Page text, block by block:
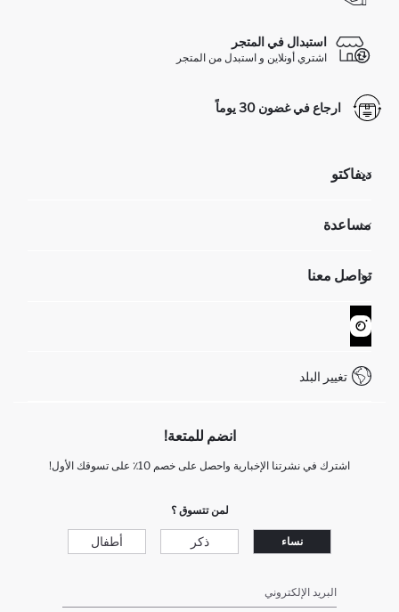
استبدال في المتجر
اشتري أونلاين و استبدل من المتجر
ارجاع في غضون 30 يوماً
ديفاكتو
تعرف علينا
GIFT CLUB
مساعدة
عمليات الارجاع و الاستبدال السهلة
تتبع الشحنة
كيف يمكنك التسوق في ديفاكتو ؟
تواصل معنا
نموذج الاتصال
خدمة العملاء
تغيير البلد
انضم للمتعة!
اشترك في نشرتنا الإخبارية واحصل على خصم 10٪ على تسوقك الأول!
لمن تتسوق ؟
نساء ذكر أطفال
البريد الإلكتروني